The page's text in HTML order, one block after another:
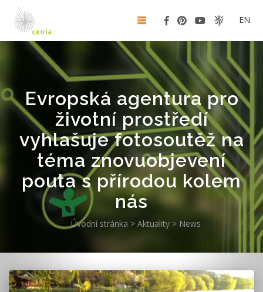
EN
Evropská agentura pro
životní prostředí
vyhlašuje fotosoutěž na
téma znovuobjevení
pouta s přírodou kolem
nás
Úvodní stránka > Aktuality > News